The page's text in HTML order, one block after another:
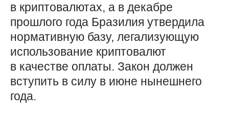
в криптовалютах, а в декабре
прошлого года Бразилия утвердила
нормативную базу, легализующую
использование криптовалют
в качестве оплаты. Закон должен
вступить в силу в июне нынешнего
года.